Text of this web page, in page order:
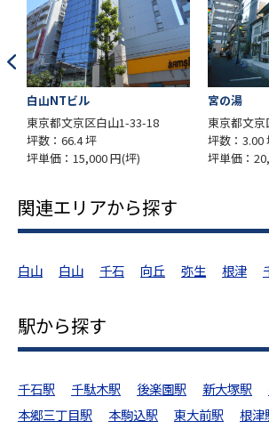
山NTビル
京都文京区白山1-33-18
数：66.4 坪
単価：15,000 円(坪)
宮の湯
東京都文京区根
坪数：3.00 坪
坪単価：20,000
関連エリアから探す
白山 白山 千石 向丘 弥生 根津
駅から探す
千石駅 千駄木駅 後楽園駅 新大塚駅
本郷三丁目駅
本駒込駅 東大前駅 根津